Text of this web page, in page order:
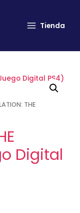
Tienda
THE
Digital